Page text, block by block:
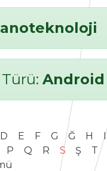
Android
D E F G Ğ H I
P Q R S Ş T